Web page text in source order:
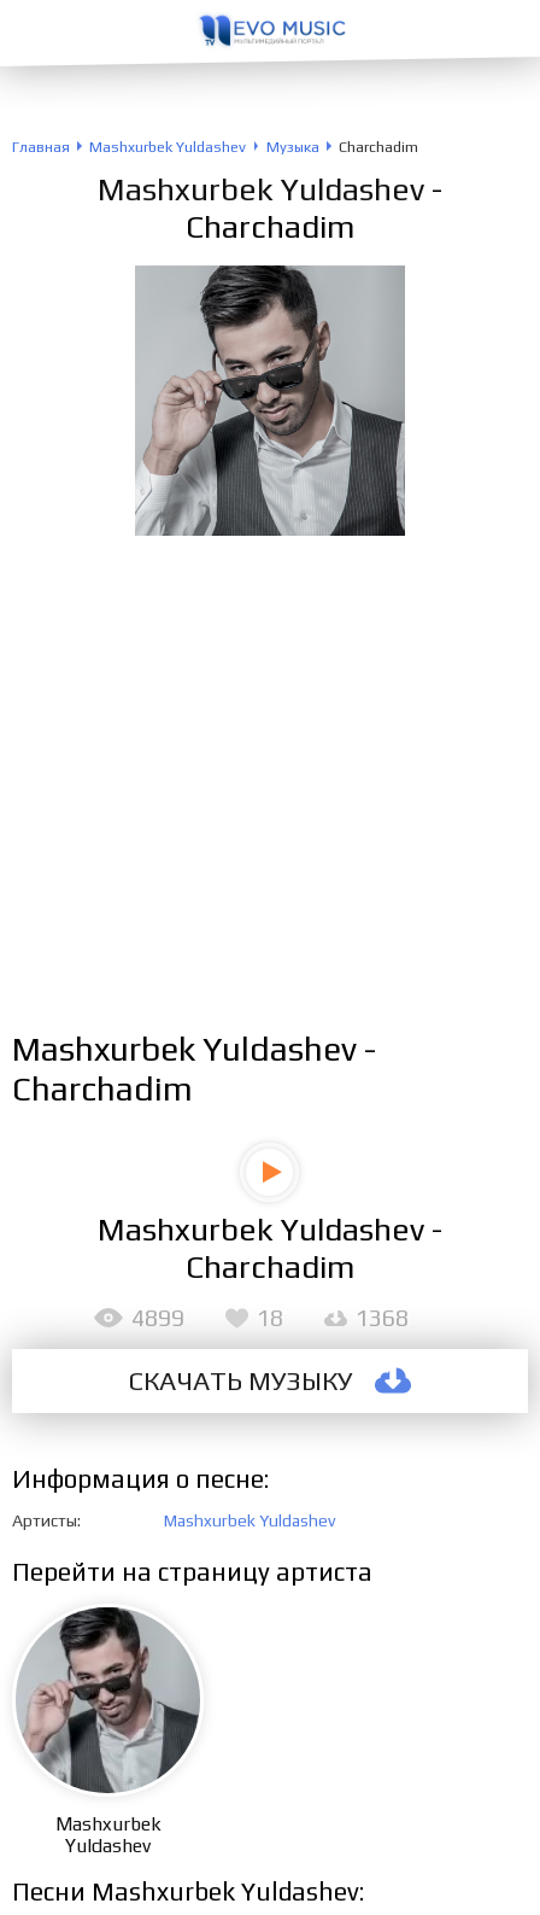
Главная Mashxurbek Yuldashev Музыка Charchadim
Mashxurbek Yuldashev -
Charchadim
Mashxurbek Yuldashev -
Charchadim
Mashxurbek Yuldashev -
Charchadim
СКАЧАТЬ МУЗЫКУ
4899 18 1368
Информация о песне:
Артисты Mashxurbek Yuldashev
Перейти на страницу артиста
Mashxurbek
Yuldashev
Песни Mashxurbek Yuldashev: